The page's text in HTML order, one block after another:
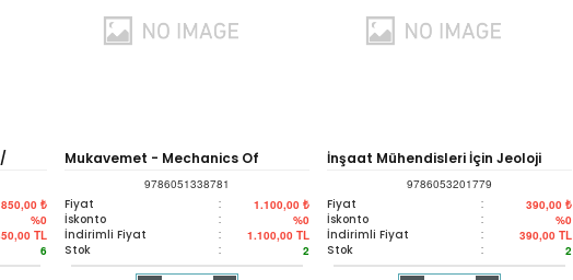
850,00 ₺
%0
TL
6
Mukavemet - Mechanics Of
Materials
9786051338781
Fiyat : 1.100,00 ₺
İskonto : %0
İndirimli Fiyat : 1.100,00 TL
Stok : 2
İnşaat Mühendisleri İçin Jeoloji
9786053201779
Fiyat : 390,00 ₺
İskonto : %0
İndirimli Fiyat : 390,00 TL
Stok : 2